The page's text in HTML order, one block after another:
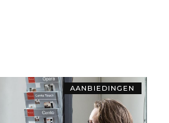
AANBIEDINGEN